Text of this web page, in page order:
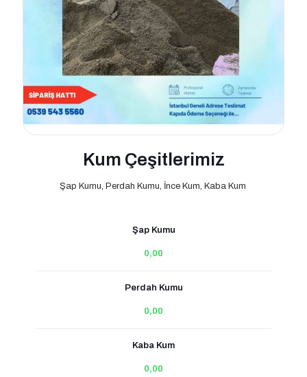
Kum Çeşitlerimiz
Şap Kumu, Perdah Kumu, İnce Kum, Kaba Kum
Şap Kumu
0,00
Perdah Kumu
0,00
Kaba Kum
0,00